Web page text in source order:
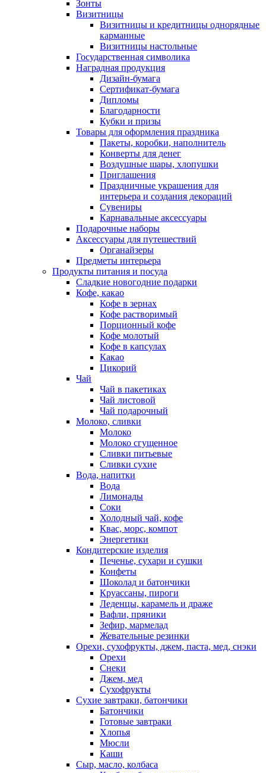
Зонты
Визитницы
Визитницы и кредитницы однорядные
карманные
Визитницы настольные
Государственная символика
Наградная продукция
Дизайн-бумага
Сертификат-бумага
Дипломы
Благодарности
Кубки и призы
Товары для оформления праздника
Пакеты, коробки, наполнитель
Конверты для денег
Воздушные шары, хлопушки
Приглашения
Праздничные украшения для
интерьера и создания декораций
Сувениры
Карнавальные аксессуары
Подарочные наборы
Аксессуары для путешествий
Органайзеры
Предметы интерьера
Продукты питания и посуда
Сладкие новогодние подарки
Кофе, какао
Кофе в зернах
Кофе растворимый
Порционный кофе
Кофе молотый
Кофе в капсулах
Какао
Цикорий
Чай
Чай в пакетиках
Чай листовой
Чай подарочный
Молоко, сливки
Молоко
Молоко сгущенное
Сливки питьевые
Сливки сухие
Вода, напитки
Вода
Лимонады
Соки
Холодный чай, кофе
Квас, морс, компот
Энергетики
Кондитерские изделия
Печенье, сухари и сушки
Конфеты
Шоколад и батончики
Круассаны, пироги
Леденцы, карамель и драже
Вафли, пряники
Зефир, мармелад
Жевательные резинки
Орехи, сухофрукты, джем, паста, мед, снэки
Орехи
Снеки
Джем, мед
Сухофрукты
Сухие завтраки, батончики
Батончики
Готовые завтраки
Хлопья
Мюсли
Каши
Сыр, масло, колбаса